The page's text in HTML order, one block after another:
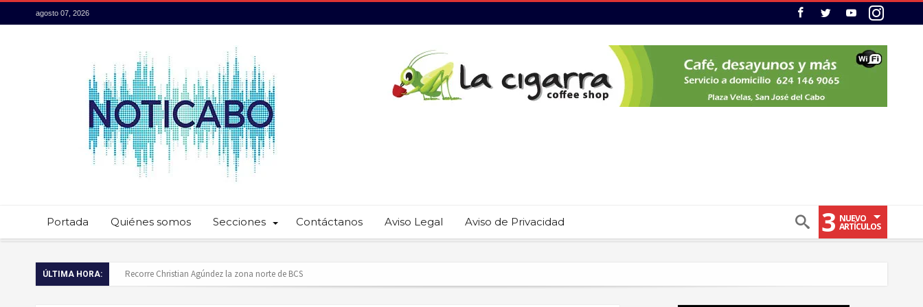
agosto 07, 2026
Portada Quiénes somos Secciones Contáctanos Aviso Legal Aviso de Privacidad 3 NUEVO
ARTÍCULOS
ÚLTIMA HORA:
Recorre Christian Agúndez la zona norte de BCS